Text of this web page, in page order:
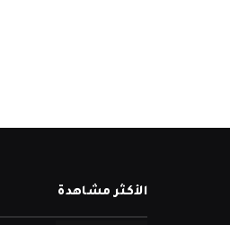
الأكثر مشاهدة